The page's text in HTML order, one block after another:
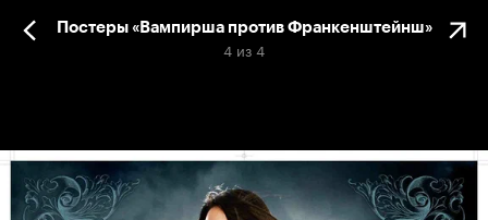
Постеры «Вампирша против Франкенштейнш»
4 из 4